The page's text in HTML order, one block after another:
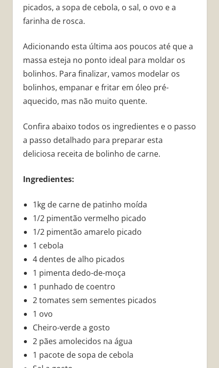
picados, a sopa de cebola, o sal, o ovo e a
farinha de rosca.
Adicionando esta última aos poucos até que a
massa esteja no ponto ideal para moldar os
bolinhos. Para finalizar, vamos modelar os
bolinhos, empanar e fritar em óleo pré-
aquecido, mas não muito quente.
Confira abaixo todos os ingredientes e o passo
a passo detalhado para preparar esta
deliciosa receita de bolinho de carne.
Ingredientes:
1kg de carne de patinho moída
1/2 pimentão vermelho picado
1/2 pimentão amarelo picado
1 cebola
4 dentes de alho picados
1 pimenta dedo-de-moça
1 punhado de coentro
2 tomates sem sementes picados
1 ovo
Cheiro-verde a gosto
2 pães amolecidos na água
1 pacote de sopa de cebola